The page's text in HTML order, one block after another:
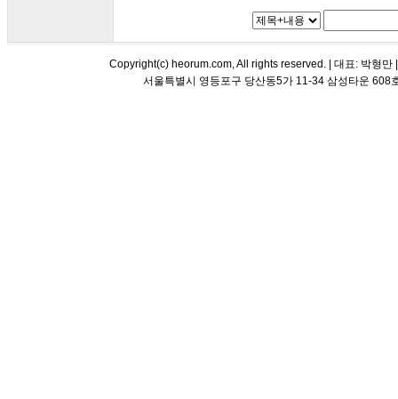
Copyright(c) heorum.com, All rights reserved. | 대표: 박형
서울특별시 영등포구 당산동5가 11-34 삼성타운